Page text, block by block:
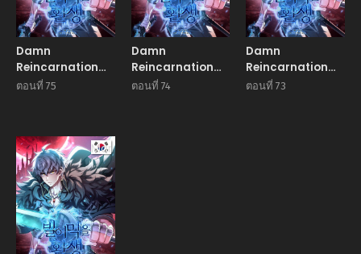
Damn
Reincarnation
ชีวิตใหม่ของนักรบผู้
ตอนที่ 75
Damn
Reincarnation
ชีวิตใหม่ของนักรบผู้
ตอนที่ 74
Damn
Reincarnation
ชีวิตใหม่ของนักรบผู้
ตอนที่ 73
Manhwa